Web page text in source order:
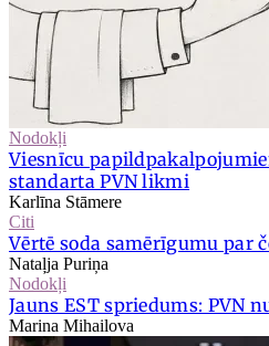
Nodokļi
Viesnīcu
standarta PVN likmi
Karlīna Stāmere
Citi
Vērtē soda samērīgumu par
Nataļja Puriņa
Nodokļi
Jauns EST spriedums: PVN
Marina Mihailova